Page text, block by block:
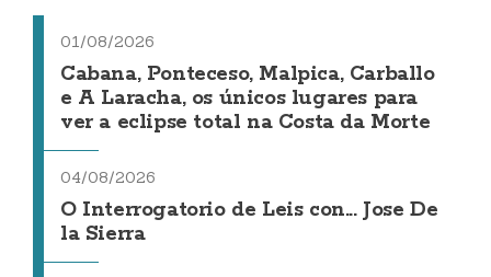
01/08/2026
Cabana, Ponteceso, Malpica, Carballo
e A Laracha, os únicos lugares para
ver a eclipse total na Costa da Morte
04/08/2026
O Interrogatorio de Leis con... Jose De
la Sierra